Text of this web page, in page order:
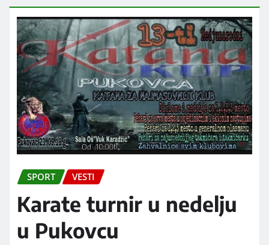
SPORT VESTI
Karate turnir u nedelju
u Pukovcu